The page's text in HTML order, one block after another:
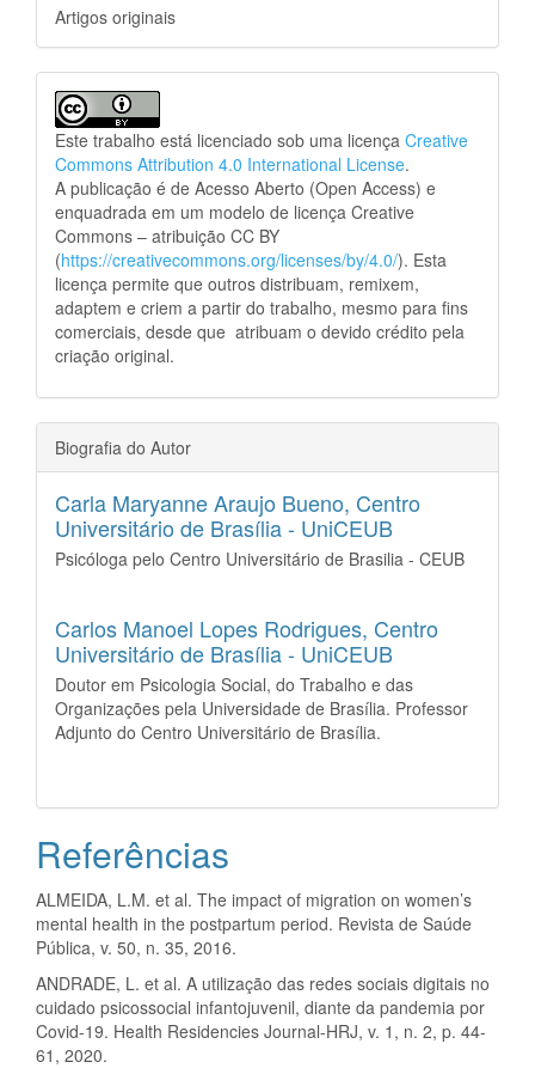
Artigos originais
Este trabalho está licenciado sob uma licença Creative
Commons Attribution 4.0 International License.
A publicação é de Acesso Aberto (Open Access) e
enquadrada em um modelo de licença Creative
Commons – atribuição CC BY
(https://creativecommons.org/licenses/by/4.0/). Esta
licença permite que outros distribuam, remixem,
adaptem e criem a partir do trabalho, mesmo para fins
comerciais, desde que atribuam o devido crédito pela
criação original.
Biografia do Autor
Carla Maryanne Araujo Bueno, Centro
Universitário de Brasília - UniCEUB
Psicóloga pelo Centro Universitário de Brasilia - CEUB
Carlos Manoel Lopes Rodrigues, Centro
Universitário de Brasília - UniCEUB
Doutor em Psicologia Social, do Trabalho e das
Organizações pela Universidade de Brasília. Professor
Adjunto do Centro Universitário de Brasília.
Referências
ALMEIDA, L.M. et al. The impact of migration on women’s
mental health in the postpartum period. Revista de Saúde
Pública, v. 50, n. 35, 2016.
ANDRADE, L. et al. A utilização das redes sociais digitais no
cuidado psicossocial infantojuvenil, diante da pandemia por
Covid-19. Health Residencies Journal-HRJ, v. 1, n. 2, p. 44-
61, 2020.